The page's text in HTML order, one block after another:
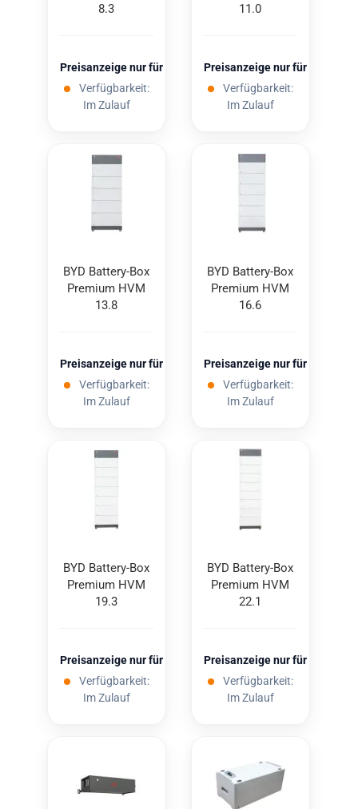
8.3
Preisanzeige nur für freigeschaltete Kunden
Verfügbarkeit:
Im Zulauf
11.0
Preisanzeige nur für
Verfügbarkeit:
Im Zulauf
BYD Battery-​​Box
Pre­mi­um HVM
13.8
Preisanzeige nur für freigeschaltete Kunden
Verfügbarkeit:
Im Zulauf
BYD Battery-​​Box
Pre­mi­um HVM
16.6
Preisanzeige nur für
Verfügbarkeit:
Im Zulauf
BYD Battery-​​Box
Pre­mi­um HVM
19.3
Preisanzeige nur für freigeschaltete Kunden
Verfügbarkeit:
Im Zulauf
BYD Battery-​​Box
Pre­mi­um HVM
22.1
Preisanzeige nur für
Verfügbarkeit:
Im Zulauf